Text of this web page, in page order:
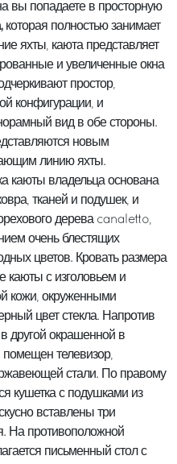
вы попадаете в просторную
которая полностью занимает
яхты, каюта представляет
и увеличенные окна
простор,
конфигурации, и
вид в обе стороны.
новым
линию яхты.
каюты владельца основана
тканей и подушек, и
дерева canaletto,
очень блестящих
цветов. Кровать размера
каюты с изголовьем и
кожи, окруженными
цвет стекла. Напротив
другой окрашенной в
помещен телевизор,
стали. По правому
кушетка с подушками из
вставлены три
На противоположной
письменный стол с